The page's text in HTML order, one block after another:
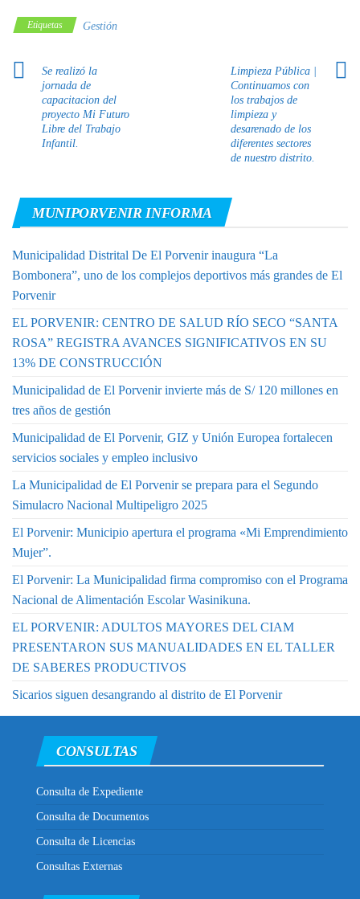
Etiquetas Gestión
Se realizó la
jornada de
capacitacion del
proyecto Mi Futuro
Libre del Trabajo
Infantil.
Limpieza Pública |
Continuamos con
los trabajos de
limpieza y
desarenado de los
diferentes sectores
de nuestro distrito.
MUNIPORVENIR INFORMA
Municipalidad Distrital De El Porvenir inaugura “La
Bombonera”, uno de los complejos deportivos más grandes de El
Porvenir
EL PORVENIR: CENTRO DE SALUD RÍO SECO “SANTA
ROSA” REGISTRA AVANCES SIGNIFICATIVOS EN SU
13% DE CONSTRUCCIÓN
Municipalidad de El Porvenir invierte más de S/ 120 millones en
tres años de gestión
Municipalidad de El Porvenir, GIZ y Unión Europea fortalecen
servicios sociales y empleo inclusivo
La Municipalidad de El Porvenir se prepara para el Segundo
Simulacro Nacional Multipeligro 2025
El Porvenir: Municipio apertura el programa «Mi Emprendimiento
Mujer”.
El Porvenir: La Municipalidad firma compromiso con el Programa
Nacional de Alimentación Escolar Wasinikuna.
EL PORVENIR: ADULTOS MAYORES DEL CIAM
PRESENTARON SUS MANUALIDADES EN EL TALLER
DE SABERES PRODUCTIVOS
Sicarios siguen desangrando al distrito de El Porvenir
CONSULTAS
Consulta de Expediente
Consulta de Documentos
Consulta de Licencias
Consultas Externas